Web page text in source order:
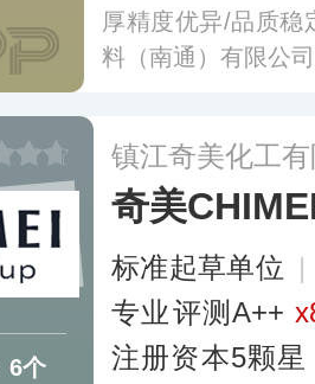
厚精度优异/品质稳
料（南通）有限公
6个
镇江奇美化工
奇美
标准起草单位 |
专业​评测A++
注册资本5颗星